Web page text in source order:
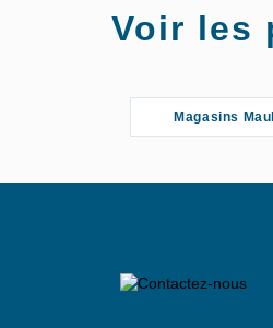
Voir les
Magasins